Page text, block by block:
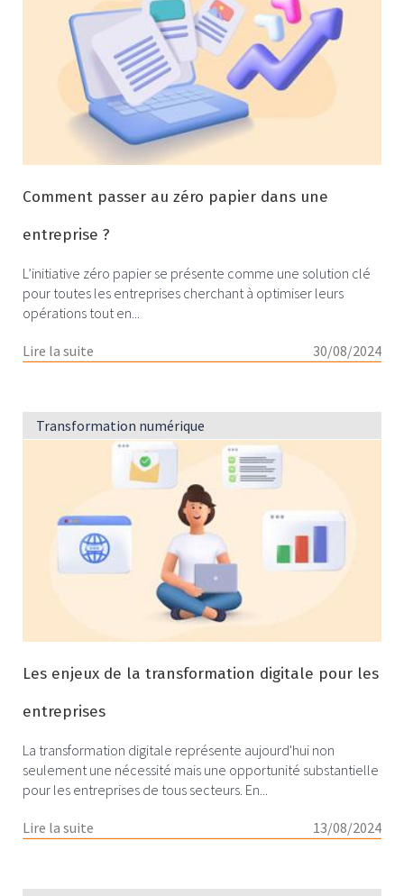
Comment passer au zéro papier dans une
entreprise ?
L’initiative zéro papier se présente comme une solution clé
pour toutes les entreprises cherchant à optimiser leurs
opérations tout en...
Lire la suite 30/08/2024
Transformation numérique
Les enjeux de la transformation digitale pour les
entreprises
La transformation digitale représente aujourd'hui non
seulement une nécessité mais une opportunité substantielle
pour les entreprises de tous secteurs. En...
Lire la suite 13/08/2024